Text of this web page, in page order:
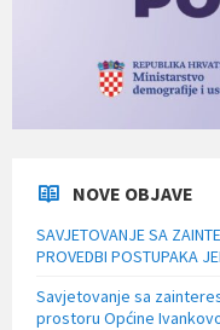
NOVE OBJAVE
SAVJETOVANJE SA
PROVEDBI POSTUPAKA
Savjetovanje sa
prostoru Općine